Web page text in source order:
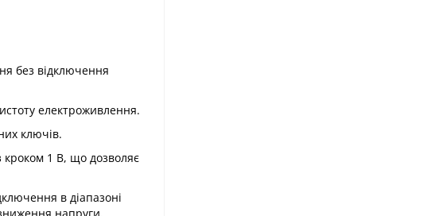
без відключення
електроживлення.
ключів.
кроком 1 В, що дозволяє
в діапазоні